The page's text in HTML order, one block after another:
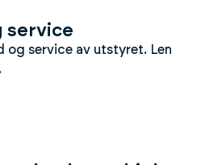
service
og service av utstyret. Len